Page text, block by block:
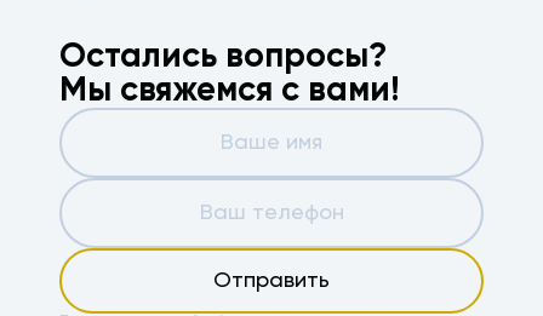
Остались вопросы?
Мы свяжемся с вами!
Отправить